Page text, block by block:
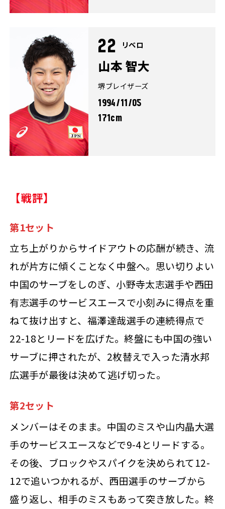
22 リベロ
山本 智大
堺ブレイザーズ
1994/11/05
171cm
【戦評】
第1セット
立ち上がりからサイドアウトの応酬が続き、流
れが片方に傾くことなく中盤へ。思い切りよい
中国のサーブをしのぎ、小野寺太志選手や西田
有志選手のサービスエースで小刻みに得点を重
ねて抜け出すと、福澤達哉選手の連続得点で
22-18とリードを広げた。終盤にも中国の強い
サーブに押されたが、2枚替えで入った清水邦
広選手が最後は決めて逃げ切った。
第2セット
メンバーはそのまま。中国のミスや山内晶大選
手のサービスエースなどで9-4とリードする。
その後、ブロックやスパイクを決められて12-
12で追いつかれるが、西田選手のサーブから
盛り返し、相手のミスもあって突き放した。終